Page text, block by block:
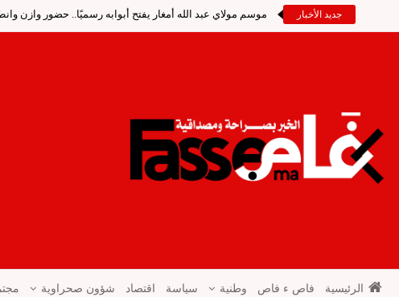
جديد الأخبار موسم مولاي عبد الله أمغار يفتح أبوابه رسميًا.. حضور وازن
الرئيسية فاص ء فاص وطنية سياسة اقتصاد شؤون صحراوية